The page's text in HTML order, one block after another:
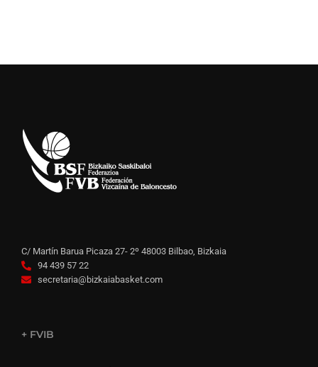
C/ Martín Barua Picaza 27- 2º 48003 Bilbao, Bizkaia
94 439 57 22
secretaria@bizkaiabasket.com
+ FVIB